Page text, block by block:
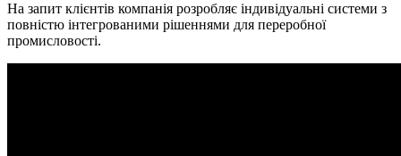
На запит клієнтів компанія розробляє індивідуальні системи з
повністю інтегрованими рішеннями для переробної
промисловості.